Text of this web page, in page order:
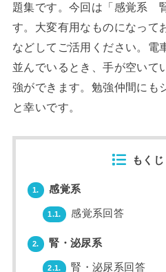
題集です。今回は「感覚系
す。大変有用なものになって
などしてご活用ください。電
並んでいるとき、手が空いて
強ができます。勉強仲間にも
と幸いです。
もくじ
1. 感覚系
1.1. 感覚系回答
2. 腎・泌尿系
2.1. 腎・泌尿系回答